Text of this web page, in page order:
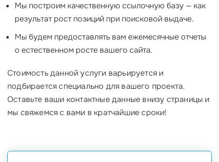
Мы построим качественную ссылочную базу — как
результат рост позиций при поисковой выдаче.
Мы будем предоставлять вам ежемесячные отчеты
о естественном росте вашего сайта.
Стоимость данной услуги варьируется и
подбирается специально для вашего проекта.
Оставьте ваши контактные данные внизу страницы и
мы свяжемся с вами в кратчайшие сроки!